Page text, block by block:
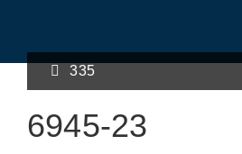
335
6945-23